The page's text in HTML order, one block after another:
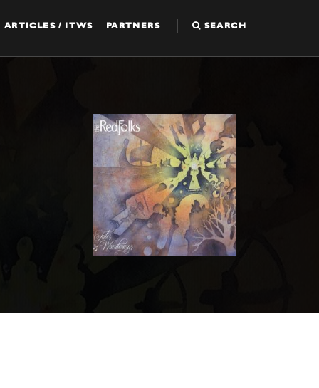
ARTICLES / ITWS PARTNERS SEARCH